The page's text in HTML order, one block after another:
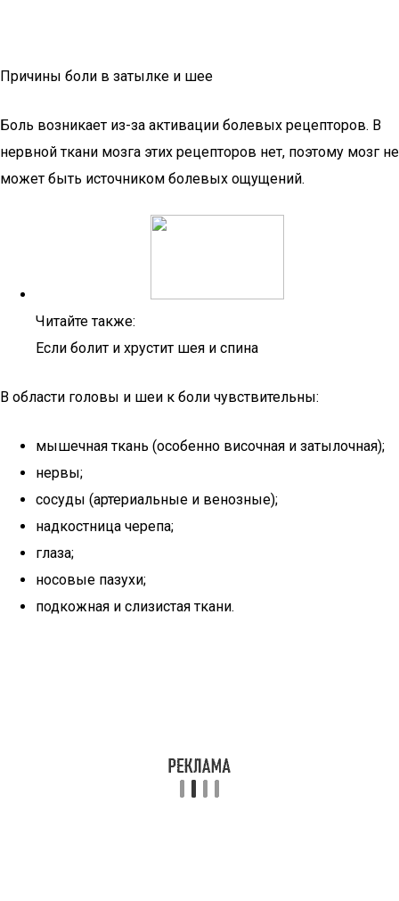
Причины боли в затылке и шее
Боль возникает из-за активации болевых рецепторов. В
нервной ткани мозга этих рецепторов нет, поэтому мозг не
может быть источником болевых ощущений.
Читайте также:
Если болит и хрустит шея и спина
В области головы и шеи к боли чувствительны:
мышечная ткань (особенно височная и затылочная);
нервы;
сосуды (артериальные и венозные);
надкостница черепа;
глаза;
носовые пазухи;
подкожная и слизистая ткани.